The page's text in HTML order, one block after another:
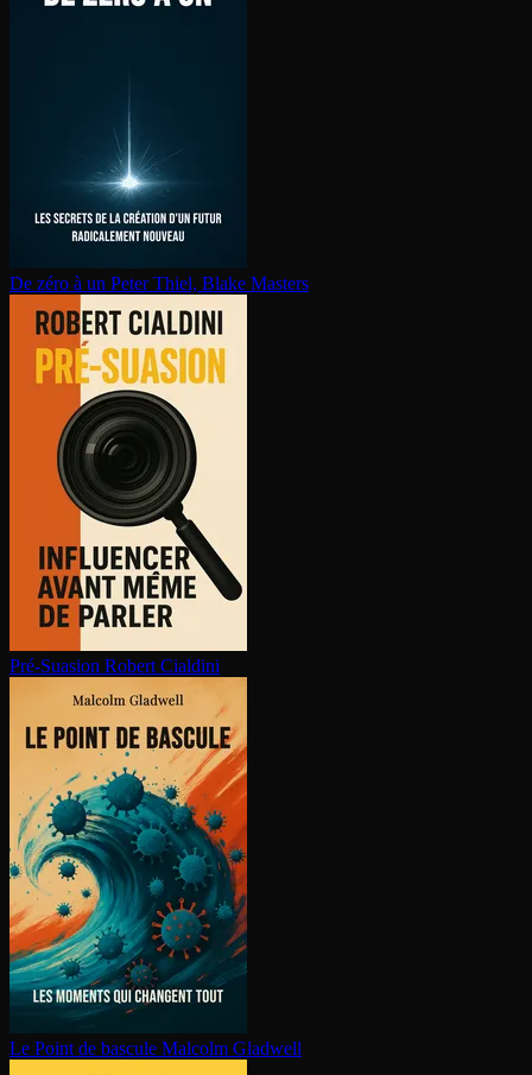
De zéro à un Peter Thiel, Blake Masters
Pré-Suasion Robert Cialdini
Le Point de bascule Malcolm Gladwell